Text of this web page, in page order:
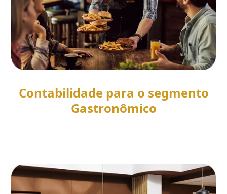
Contabilidade para o segmento
Gastronômico